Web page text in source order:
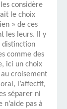
considère
le choix
» de ces
les leurs. Il y
distinction
comme des
ici un choix
croisement
l’affectif,
séparer ni
pas à